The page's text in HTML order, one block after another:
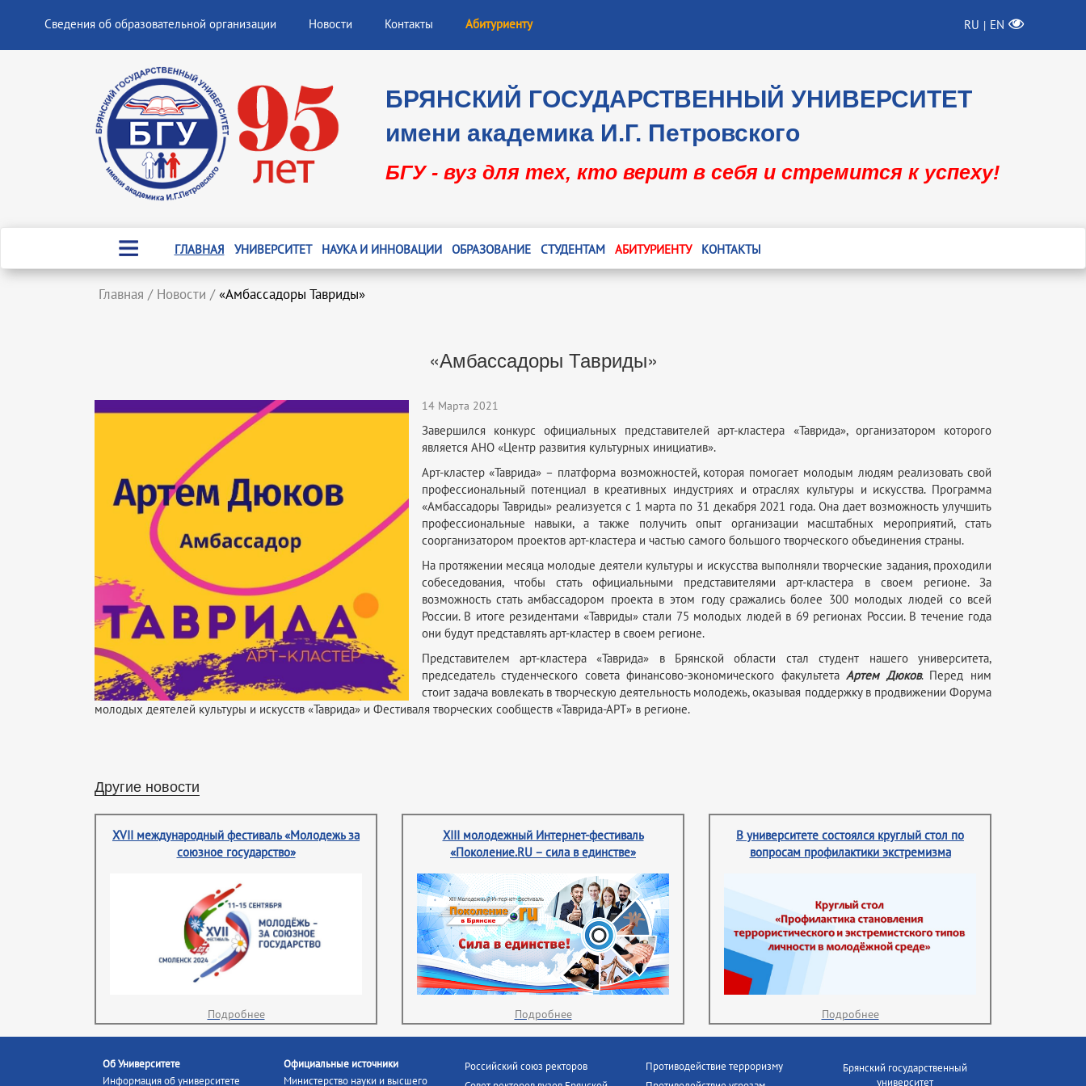
Сведения об образовательной организации Новости Контакты Абитуриенту RU | EN
БРЯНСКИЙ ГОСУДАРСТВЕННЫЙ УНИВЕРСИТЕТ
имени академика И.Г. Петровского
БГУ - вуз для тех, кто верит в себя и стремится к успеху!
ГЛАВНАЯ УНИВЕРСИТЕТ НАУКА И ИННОВАЦИИ ОБРАЗОВАНИЕ СТУДЕНТАМ АБИТУРИЕНТУ КОНТАКТЫ
Главная / Новости / «Амбассадоры Тавриды»
«Амбассадоры Тавриды»
14 Марта 2021
Завершился конкурс официальных представителей арт-кластера «Таврида», организатором которого
является АНО «Центр развития культурных инициатив».
Арт-кластер «Таврида» – платформа возможностей, которая помогает молодым людям реализовать свой
профессиональный потенциал в креативных индустриях и отраслях культуры и искусства. Программа
«Амбассадоры Тавриды» реализуется с 1 марта по 31 декабря 2021 года. Она дает возможность улучшить
профессиональные навыки, а также получить опыт организации масштабных мероприятий, стать
соорганизатором проектов арт-кластера и частью самого большого творческого объединения страны.
На протяжении месяца молодые деятели культуры и искусства выполняли творческие задания, проходили
собеседования, чтобы стать официальными представителями арт-кластера в своем регионе. За
возможность стать амбассадором проекта в этом году сражались более 300 молодых людей со всей
России. В итоге резидентами «Тавриды» стали 75 молодых людей в 69 регионах России. В течение года
они будут представлять арт-кластер в своем регионе.
Представителем арт-кластера «Таврида» в Брянской области стал студент нашего университета,
председатель студенческого совета финансово-экономического факультетаАртем Дюков. Перед ним
стоит задача вовлекать в творческую деятельность молодежь, оказывая поддержку в продвижении Форума
молодых деятелей культуры и искусств «Таврида» и Фестиваля творческих сообществ «Таврида-АРТ» в регионе.
Другие новости
XVII международный фестиваль «Молодежь за
союзное государство»
Подробнее
XIII молодежный Интернет-фестиваль
«Поколение.RU – сила в единстве»
Подробнее
В университете состоялся круглый стол по
вопросам профилактики экстремизма
Подробнее
Об Университете
Информация об университете
Официальные источники
Министерство науки и высшего
Российский союз ректоров
Противодействие терроризму
Брянский государственный
университет